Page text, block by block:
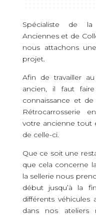
Spécialiste de
Anciennes et de
nous attachons
projet.
Afin de travailler
ancien, il faut
connaissance et
Rétrocarrosserie
votre ancienne tout
de celle-ci.
Que ce soit une
que cela concerne
la sellerie nous
début jusqu’à la
différents véhicules
dans nos ateliers